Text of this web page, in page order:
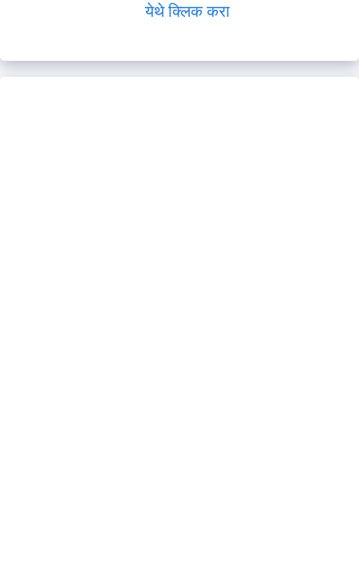
येथे क्लिक करा